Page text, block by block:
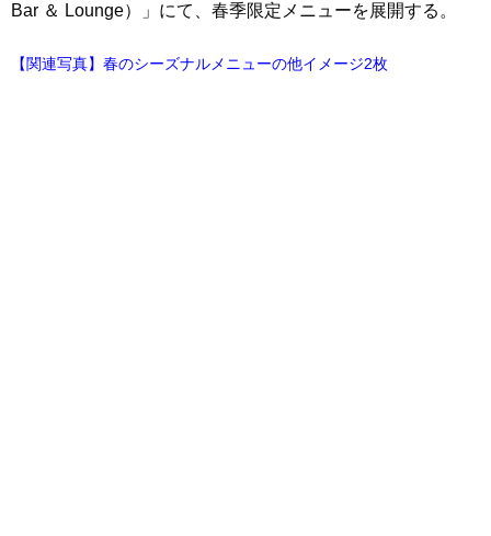
Bar ＆ Lounge）」にて、春季限定メニューを展開する。
【関連写真】春のシーズナルメニューの他イメージ2枚